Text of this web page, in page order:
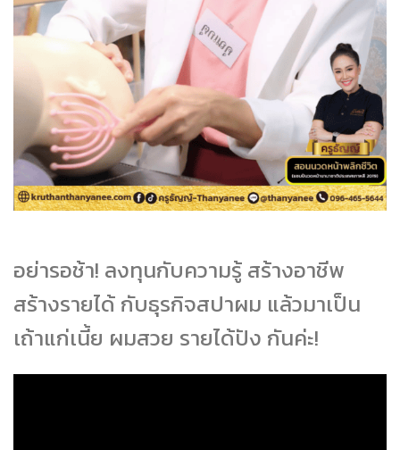
อย่ารอช้า! ลงทุนกับความรู้ สร้างอาชีพ
สร้างรายได้ กับธุรกิจสปาผม แล้วมาเป็น
เถ้าแก่เนี้ย ผมสวย รายได้ปัง กันค่ะ!